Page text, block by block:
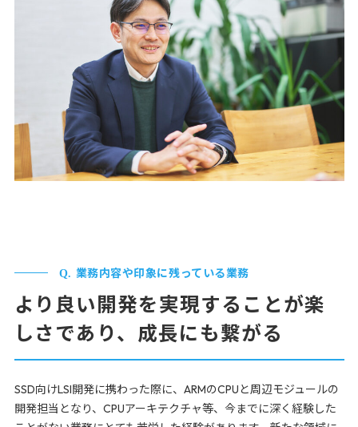
業務内容や印象に残っている業務
より良い開発を実現することが楽
しさであり、成長にも繋がる
SSD向けLSI開発に携わった際に、ARMのCPUと周辺モジュールの
開発担当となり、CPUアーキテクチャ等、今までに深く経験した